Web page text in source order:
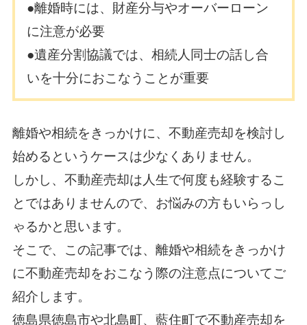
●離婚時には、財産分与やオーバーローン
に注意が必要
●遺産分割協議では、相続人同士の話し合
いを十分におこなうことが重要
離婚や相続をきっかけに、不動産売却を検討し
始めるというケースは少なくありません。
しかし、不動産売却は人生で何度も経験するこ
とではありませんので、お悩みの方もいらっし
ゃるかと思います。
そこで、この記事では、離婚や相続をきっかけ
に不動産売却をおこなう際の注意点についてご
紹介します。
徳島県徳島市や北島町、藍住町で不動産売却を